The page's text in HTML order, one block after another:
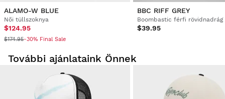
ALAMO-W BLUE
Női tüllszoknya
$124.95
$174.95-30% Final Sale
BBC RIFF GREY
Boombastic férfi rövidnadrág
$39.95
További ajánlataink Önnek